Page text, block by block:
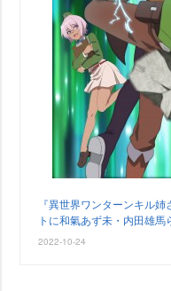
『異世界ワンターンキル
トに和氣あず未・内田雄馬
2022-10-24